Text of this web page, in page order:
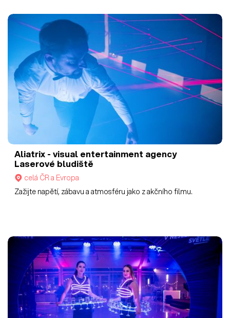
Aliatrix - visual entertainment agency
Laserové bludiště
celá ČR a Evropa
Zažijte napětí, zábavu a atmosféru jako z akčního filmu.